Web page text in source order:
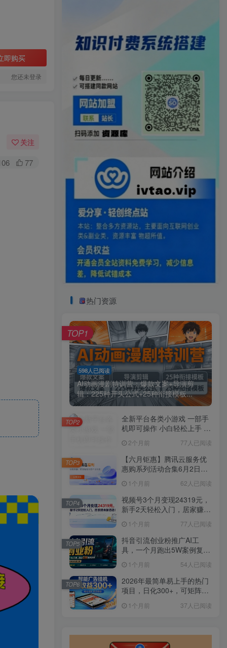
即购买
您还未登录
关注
77
热门资源
598人已阅读
AI动画漫剧特训营：爆款文案+导演剪
辑：225种开头公式+25种衔接模板...
TOP1
全新平台各类小游戏 一部手
机即可操作 小白轻松上手 长
2个月前 77人已阅读
TOP2
【六月钜惠】腾讯云服务优
惠购系列活动合集6月2日更
1个月前 62人已阅读
TOP3
视频号3个月变现24319元，
新手2天轻松入门，居家赚米
1个月前 77人已阅读
TOP4
抖音引流创业粉推广AI工
具，一个月跑出5W案例复
1个月前 54人已阅读
TOP5
2026年最简单易上手的热门
项目，日化300+，可矩阵操
1个月前 37人已阅读
TOP6